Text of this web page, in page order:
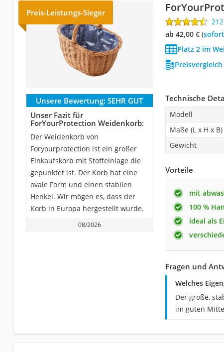
Preis-Leistungs-Sieger
ab 42,00 €(
Platz 2 im
Unsere Bewertung: SEHR GUT
Unser Fazit für
ForYourProtection Weidenkorb:
Der Weidenkorb von
Foryourprotection ist ein großer
Einkaufskorb mit Stoffeinlage die
gepunktet ist. Der Korb hat eine
ovale Form und einen stabilen
Henkel. Wir mögen es, dass der
Korb in Europa hergestellt wurde.
08/2026
Technische
Modell
Maße (L x H x B)
Gewicht
Vorteile
mit
100 %
ideal als
Fragen und
Welches
Der große,
im guten